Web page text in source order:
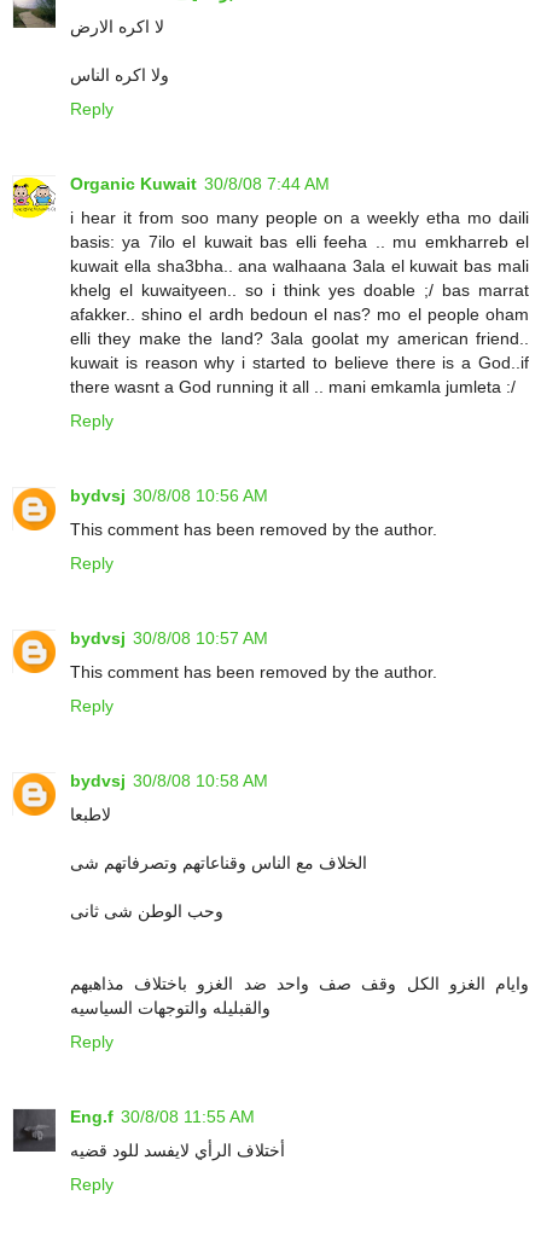
لا اكره الارض
ولا اكره الناس
Reply
Organic Kuwait 30/8/08 7:44 AM
i hear it from soo many people on a weekly etha mo daili
basis: ya 7ilo el kuwait bas elli feeha .. mu emkharreb el
kuwait ella sha3bha.. ana walhaana 3ala el kuwait bas mali
khelg el kuwaityeen.. so i think yes doable ;/ bas marrat
afakker.. shino el ardh bedoun el nas? mo el people oham
elli they make the land? 3ala goolat my american friend..
kuwait is reason why i started to believe there is a God..if
there wasnt a God running it all .. mani emkamla jumleta :/
Reply
bydvsj 30/8/08 10:56 AM
This comment has been removed by the author.
Reply
bydvsj 30/8/08 10:57 AM
This comment has been removed by the author.
Reply
bydvsj 30/8/08 10:58 AM
لاطبعا
الخلاف مع الناس وقناعاتهم وتصرفاتهم شى
وحب الوطن شى ثانى
وايام الغزو الكل وقف صف واحد ضد الغزو باختلاف مذاهبهم
والقبليله والتوجهات السياسيه
Reply
Eng.f 30/8/08 11:55 AM
أختلاف الرأي لايفسد للود قضيه
Reply